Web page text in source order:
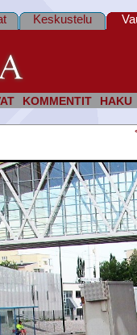
KOMMENTIT HAKU
Keskustelu